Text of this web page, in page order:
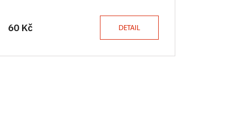
60 Kč DETAIL